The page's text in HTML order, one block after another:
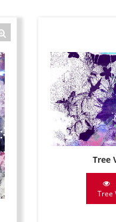
Tree
Tree